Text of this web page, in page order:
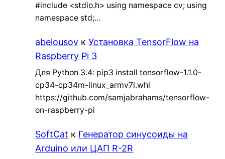
#include <stdio.h> using namespace cv; using
namespace std;…
abelousov кУстановка TensorFlow на
Raspberry Pi 3
Для Python 3.4: pip3 install tensorflow-1.1.0-
cp34-cp34m-linux_armv7l.whl
https://github.com/samjabrahams/tensorflow-
on-raspberry-pi
SoftCat к Генератор синусоиды на
Arduino или ЦАП R-2R